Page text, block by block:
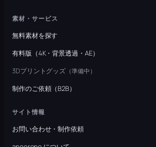
素材・サービス
無料素材を探す
有料版（4K・背景透過・AE）
3Dプリントグッズ （準備中）
制作のご依頼（B2B）
サイト情報
お問い合わせ・制作依頼